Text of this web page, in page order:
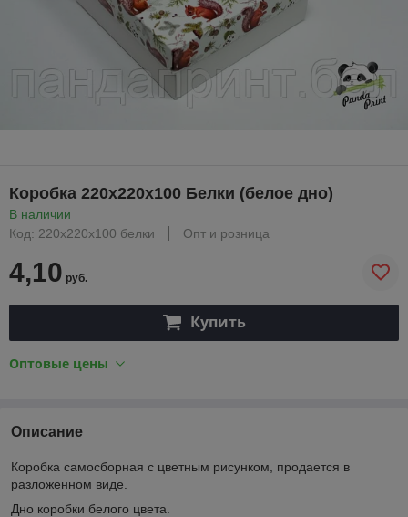
Коробка 220х220х100 Белки (белое дно)
В наличии
Код: 220х220х100 белки
Опт и розница
4,10 руб.
Купить
Оптовые цены
Описание
Коробка самосборная с цветным рисунком, продается в
разложенном виде.
Дно коробки белого цвета.